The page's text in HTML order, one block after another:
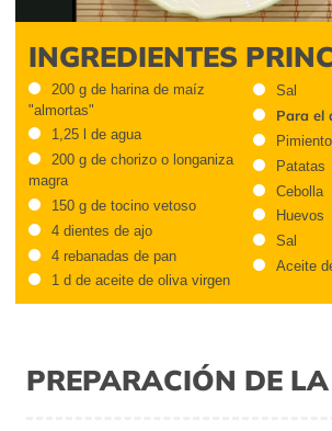
INGREDIENTES
200 g de harina de maíz
"almortas"
1,25 l de agua
200 g de chorizo o longaniza
magra
150 g de tocino vetoso
4 dientes de ajo
4 rebanadas de pan
1 d de aceite de oliva virgen
Sal
Para el
Patatas
Cebolla
Huevos
Sal
Aceite
PREPARACIÓN DE